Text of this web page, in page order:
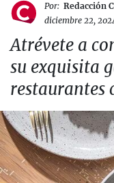
Por: Redacción
diciembre 22,
Atrévete a
su exquisita
restaurantes